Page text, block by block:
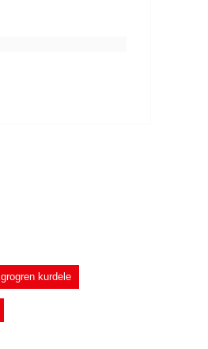
grogren kurdele